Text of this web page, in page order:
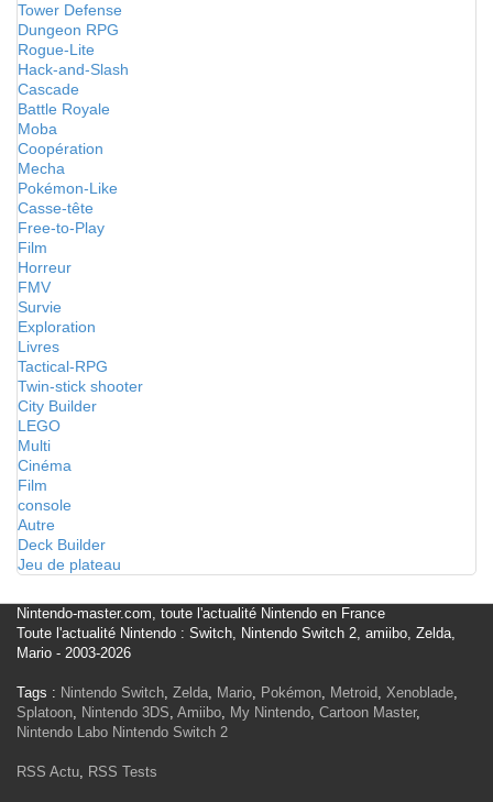
Tower Defense
Dungeon RPG
Rogue-Lite
Hack-and-Slash
Cascade
Battle Royale
Moba
Coopération
Mecha
Pokémon-Like
Casse-tête
Free-to-Play
Film
Horreur
FMV
Survie
Exploration
Livres
Tactical-RPG
Twin-stick shooter
City Builder
LEGO
Multi
Cinéma
Film
console
Autre
Deck Builder
Jeu de plateau
Nintendo-master.com, toute l'actualité Nintendo en France
Toute l'actualité Nintendo : Switch, Nintendo Switch 2, amiibo, Zelda,
Mario - 2003-2026
Tags : Nintendo Switch, Zelda, Mario, Pokémon, Metroid, Xenoblade,
Splatoon, Nintendo 3DS, Amiibo, My Nintendo, Cartoon Master,
Nintendo Labo Nintendo Switch 2
RSS Actu, RSS Tests